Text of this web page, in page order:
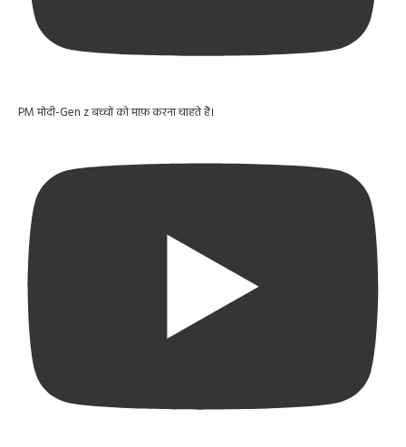
PM मोदी-Gen z बच्चों को माफ़ करना चाहते हैं।